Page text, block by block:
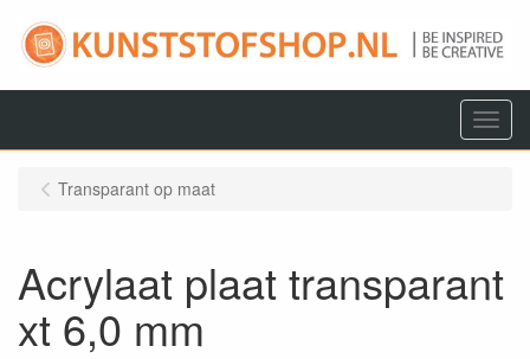
Menu
Transparant op maat
Acrylaat plaat transparant
xt 6,0 mm